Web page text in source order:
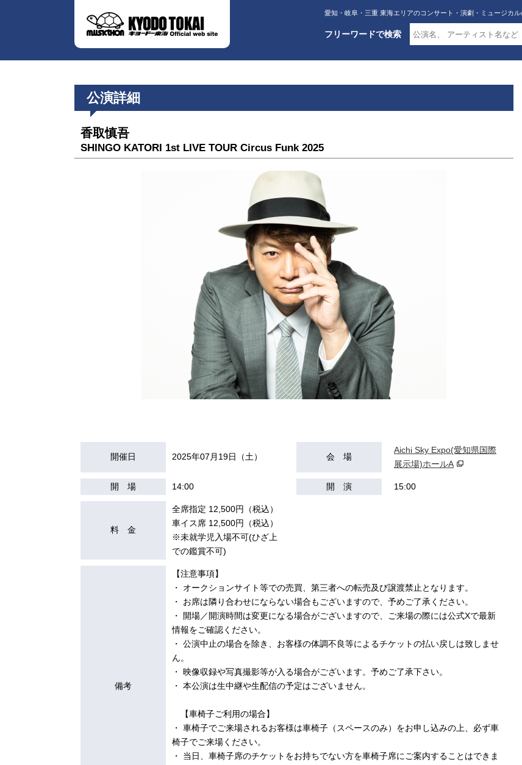
愛知・岐阜・三重 東海エリアのコンサート・演劇・ミュージカ
フリーワードで検索
公演詳細
香取慎吾
SHINGO KATORI 1st LIVE TOUR Circus Funk 2025
開催日 2025年07月19日（土） 会 場
Aichi Sky Expo(愛知県国際
展示場)ホールA
開 場 14:00 開 演 15:00
料 金
全席指定 12,500円（税込）
車イス席 12,500円（税込）
※未就学児入場不可(ひざ上
での鑑賞不可)
備考
【注意事項】
・ オークションサイト等での売買、第三者への転売及び譲渡禁止となります。
・ お席は隣り合わせにならない場合もございますので、予めご了承ください。
・ 開場／開演時間は変更になる場合がございますので、ご来場の際には公式Xで最新
情報をご確認ください。
・ 公演中止の場合を除き、お客様の体調不良等によるチケットの払い戻しは致しませ
ん。
・ 映像収録や写真撮影等が入る場合がございます。予めご了承下さい。
・ 本公演は生中継や生配信の予定はございません。
【車椅子ご利用の場合】
・ 車椅子でご来場されるお客様は車椅子（スペースのみ）をお申し込みの上、必ず車
椅子でご来場ください。
・ 当日、車椅子席のチケットをお持ちでない方を車椅子席にご案内することはできま